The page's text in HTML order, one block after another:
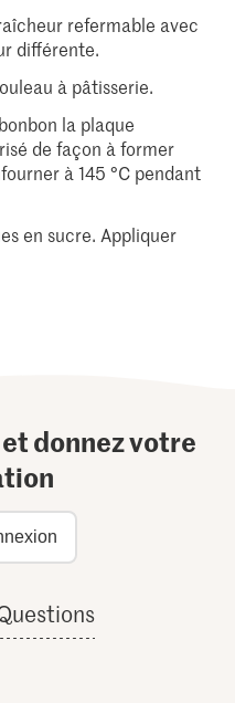
refermable avec
différente.
à pâtisserie.
la plaque
de façon à former
à 145 °C pendant
en sucre. Appliquer
donnez votre